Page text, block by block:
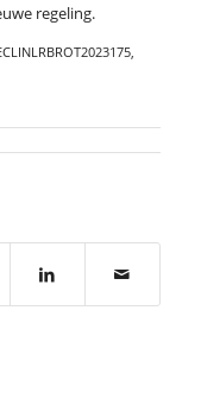
regeling.